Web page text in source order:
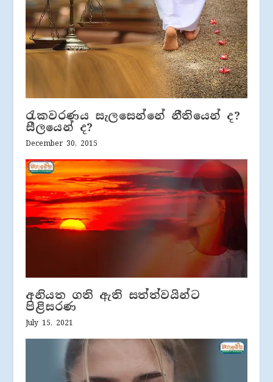
රැකවරණය සැලසෙන්නේ නීතියෙන් ද?
සීලයෙන් ද?
December 30, 2015
අනියත ගති ඇති සත්ත්වයින්ට
පිළිසරණ
July 15, 2021